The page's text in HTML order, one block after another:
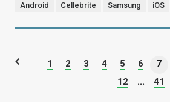
Android Cellebrite Samsung iOS
1 2 3 4 5 6 7
12
... 41